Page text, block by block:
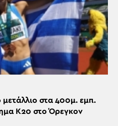
στα 400μ. εμπ.
Κ20 στο Όρεγκον